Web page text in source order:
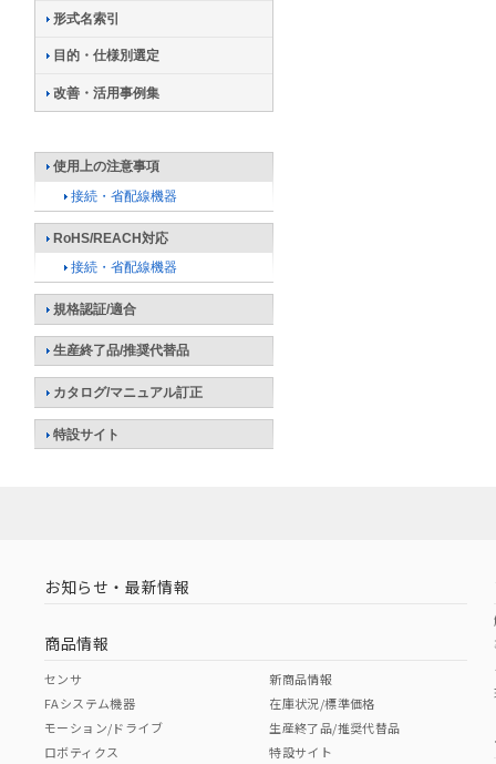
形式名索引
目的・仕様別選定
改善・活用事例集
使用上の注意事項
接続・省配線機器
RoHS/REACH対応
接続・省配線機器
規格認証/適合
生産終了品/推奨代替品
カタログ/マニュアル訂正
特設サイト
お知らせ・最新情報
商品情報
センサ
FAシステム機器
モーション/ドライブ
ロボティクス
新商品情報
在庫状況/標準価格
生産終了品/推奨代替品
特設サイト